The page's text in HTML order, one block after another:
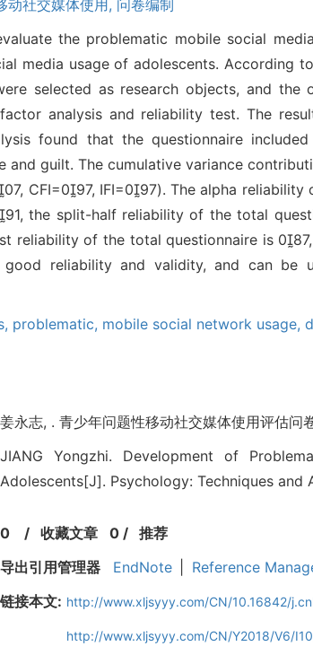
动社交媒体使用, 问卷编制
the problematic mobile social
media usage of adolescents. According
selected as research objects, and
analysis and reliability test. The
found that the questionnaire
and guilt. The cumulative variance
CFI=097, IFI=097). The alpha
the split-half reliability of the total
reliability of the total questionnaire is
good reliability and validity, and can
problematic, mobile social network usage,
姜永志, . 青少年问题性移动社交媒体使用评估
JIANG Yongzhi. Development of
Adolescents[J]. Psychology: Techniques and
0 / 收藏文章 0/ 推荐
导出引用管理器
EndNote Reference
链接本文: http://www.xljsyyy.com/CN/10.16842/
http://www.xljsyyy.com/CN/Y2018/V6/